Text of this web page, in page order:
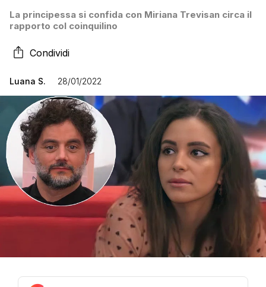
La principessa si confida con Miriana Trevisan circa il
rapporto col coinquilino
Condividi
Luana S. 28/01/2022